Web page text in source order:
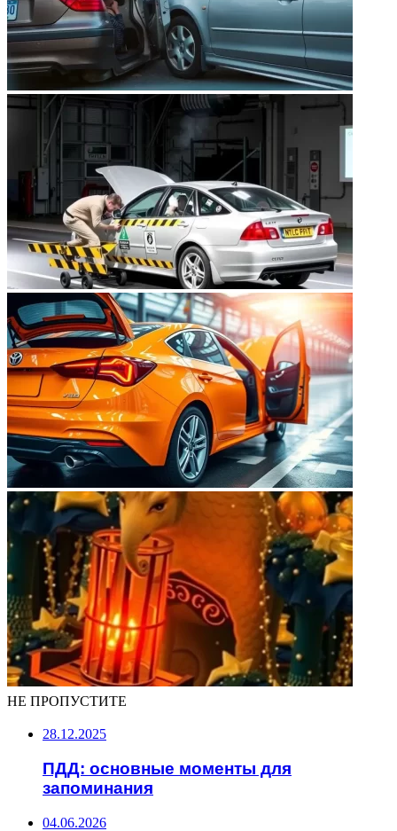
НЕ ПРОПУСТИТЕ
28.12.2025
ПДД: основные моменты для
запоминания
04.06.2026